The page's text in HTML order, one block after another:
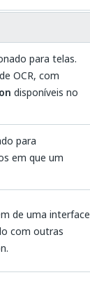
para telas.
OCR, com
disponíveis no
para
em que um
de uma interface
com outras